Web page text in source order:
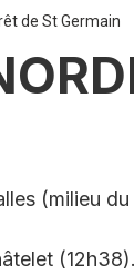
de St Germain
(milieu